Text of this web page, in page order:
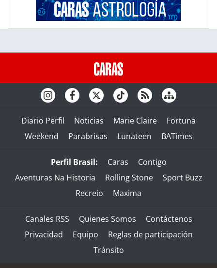
Diario Perfil Noticias Marie Claire
Fortuna
Weekend
Parabrisas Lunateen BATimes
Perfil Brasil: Caras
Contigo
Aventuras Na Historia
Rolling Stone
Sport Buzz
Recreio
Maxima
Canales RSS Quienes Somos
Contáctenos
Privacidad
Equipo
Reglas de participación
Tránsito